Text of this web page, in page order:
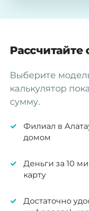
Выберите
калькулятор
сумму.
Филиал в
домом
Деньги за 10
карту
Достаточно